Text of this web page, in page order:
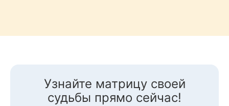
Узнайте матрицу своей
судьбы прямо сейчас!